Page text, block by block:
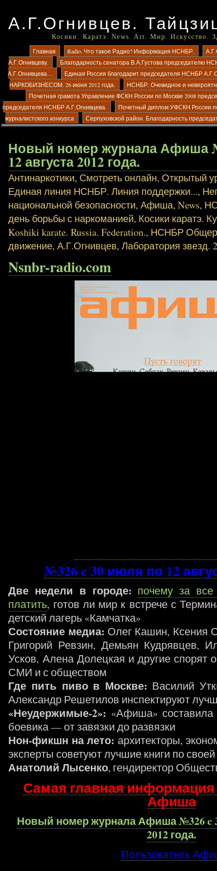
А.Г.Огнивцев.
Косики. Каратэ. News. Art. Мир. Искусство.
Главная Radio. Что такое Радио? Информация НСНБР.
А.Г.Огнивцеву.
Благодарность сенатора В.А.Густова председателю
А.Г.Огнивцева…
Единая Россия благодарит председателя НСНБР
НАРКОБИЗНЕСОМ. 26 июня 2012 года.
НСНБР. Очевидное и
Почетная грамота Управление ФСКН России по Москве 2008
председателя НСНБР А.Г.Огнивцева.
Почетный диплом УФСКН России
журналистского конкурса
Серпуховской район. Благодарность
Новый номер журнала Афиша
12 августа 2012 года.
Антинаркотики, Смотреть онлайн, Открытый
Единая линия НСНБР. Линия поддержки...,
национальной безопасности,Афиша,News,
день борьбы с наркоманией, Косики каратэ.
Koshiki karate. Russia. Federation., НСНБР
движение,А.Г.Огнивцев,Лаборатория звезд.
Nsnbr-radio.com
№326c 30 июля по 12
Две недели в городе: почему за
платить, готов ли мир к встрече с
детский лагерь «Камчатка»
Состояние медиа: Олег Кашин, Ксения
Григорий Ревзин, Демьян Кудрявцев,
Усков, Алена Долецкая и другие спорят
СМИ и с обществом
Где пить пиво в Москве: Василий
Александр Решетилов инспектируют
«Неудержимые-2»: «Афиша»
боевика — от завязки до развязки
Нон-фикшн на лето: архитекторы,
эксперты советуют лучшие книги по
Анатолий Лысенко, гендиректор
Самая главная
Афиша
Новый номер журнала Афиша №326 c
2012 года.
Пользователь